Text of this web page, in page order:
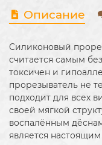
Описание
Силиконовый
считается самым
токсичен и
прорезыватель не
подходит для всех
своей мягкой
воспалённым
является